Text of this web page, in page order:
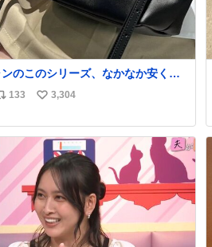
のこのシリーズ、なかなか安くな
にセール価格になってる🖤✨レザー
則級にかわいい。持ってるだけでコ
げされる。
133
い
ね
数
3,304